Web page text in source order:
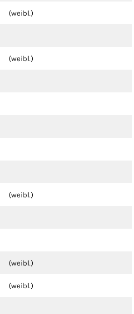
(weibl.)
(weibl.)
(weibl.)
(weibl.)
(weibl.)